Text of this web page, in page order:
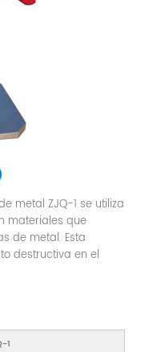
metal ZJQ-1 se utiliza
materiales que
de metal. Esta
destructiva en el
1